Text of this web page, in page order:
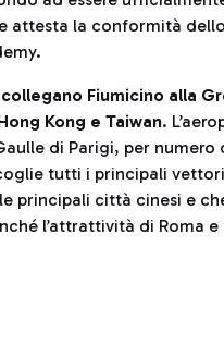
attesta la conformità
Fiumicino alla
Kong e Taiwan.
di Parigi, per
tutti i principali
principali città cinesi e
l’attrattività di Roma